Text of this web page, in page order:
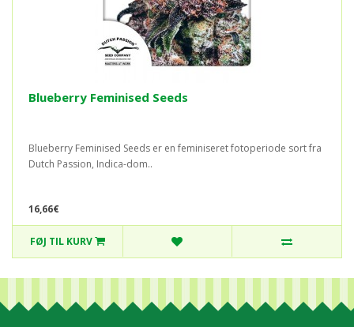
Blueberry Feminised Seeds
Blueberry Feminised Seeds er en feminiseret fotoperiode sort fra
Dutch Passion, Indica-dom..
16,66€
FØJ TIL KURV